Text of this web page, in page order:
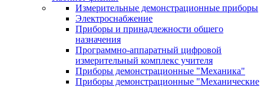
Измерительные демонстрационные приборы
Электроснабжение
Приборы и принадлежности общего
назначения
Программно-аппаратный цифровой
измерительный комплекс учителя
Приборы демонстрационные "Механика"
Приборы демонстрационные "Механические